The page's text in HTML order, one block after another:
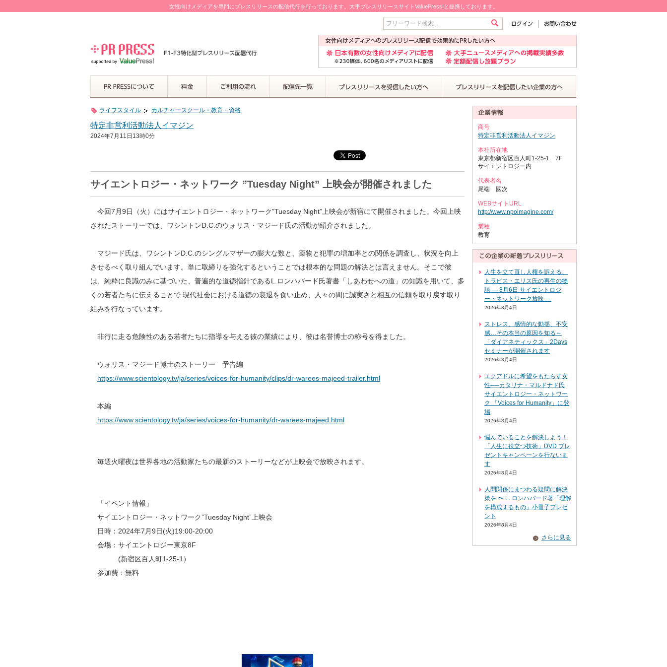
女性向けメディアを専門にプレスリリースの配信代行を行っております。大手プレスリリースサイトValuePress!と提携しております。
フリーワード検索...
ライフスタイル カルチャースクール・教育・資格
特定非営利活動法人イマジン
2024年7月11日13時0分
サイエントロジー・ネットワーク ”Tuesday Night” 上映会が開催されました
今回7月9日（火）にはサイエントロジー・ネットワーク”Tuesday Night”上映会が新宿にて開催されました。今回上映
されたストーリーでは、ワシントンD.C.のウォリス・マジード氏の活動が紹介されました。
マジード氏は、ワシントンD.C.のシングルマザーの膨大な数と、薬物と犯罪の増加率との関係を調査し、状況を向上
させるべく取り組んでいます。単に取締りを強化するということでは根本的な問題の解決とは言えません。そこで彼
は、純粋に良識のみに基づいた、普遍的な道徳指針であるL.ロンハバード氏著書「しあわせへの道」の知識を用いて、多
くの若者たちに伝えることで 現代社会における道徳の衰退を食い止め、人々の間に誠実さと相互の信頼を取り戻す取り
組みを行なっています。
非行に走る危険性のある若者たちに指導を与える彼の業績により、彼は名誉博士の称号を得ました。
ウォリス・マジード博士のストーリー 予告編
https://www.scientology.tv/ja/series/voices-for-humanity/clips/dr-warees-majeed-trailer.html
本編
https://www.scientology.tv/ja/series/voices-for-humanity/dr-warees-majeed.html
毎週火曜夜は世界各地の活動家たちの最新のストーリーなどが上映会で放映されます。
「イベント情報」
サイエントロジー・ネットワーク”Tuesday Night”上映会
日時：2024年7月9日(火)19:00-20:00
会場：サイエントロジー東京8F
(新宿区百人町1-25-1）
参加費：無料
商号
特定非営利活動法人イマジン
本社所在地
東京都新宿区百人町1-25-1 7F
サイエントロジー内
代表者名
尾端 國次
WEBサイトURL
http://www.npoimagine.com/
業種
教育
人生を立て直し人権を訴える、
トラビス・エリス氏の再生の物
語 ― 8月6日 サイエントロジ
ー・ネットワーク放映 ―
2026年8月4日
ストレス、感情的な動揺、不安
感…その本当の原因を知る～
「ダイアネティックス」2Days
セミナーが開催されます
2026年8月4日
エクアドルに希望をもたらす女
性──カタリナ・マルドナド氏
サイエントロジー・ネットワー
ク 「Voices for Humanity」に登
場
2026年8月4日
悩んでいることを解決しよう！
「人生に役立つ技術」DVD プレ
ゼントキャンペーンを行ないま
す
2026年8月4日
人間関係にまつわる疑問に解決
策を 〜 L. ロンハバード著「理解
を構成するもの」小冊子プレゼ
ント
2026年8月4日
さらに見る